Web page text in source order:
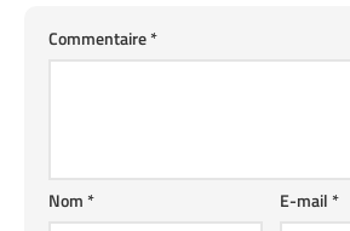
Commentaire*
E-mail*
Nom*